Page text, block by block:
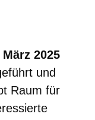
März 2025
und
Raum für